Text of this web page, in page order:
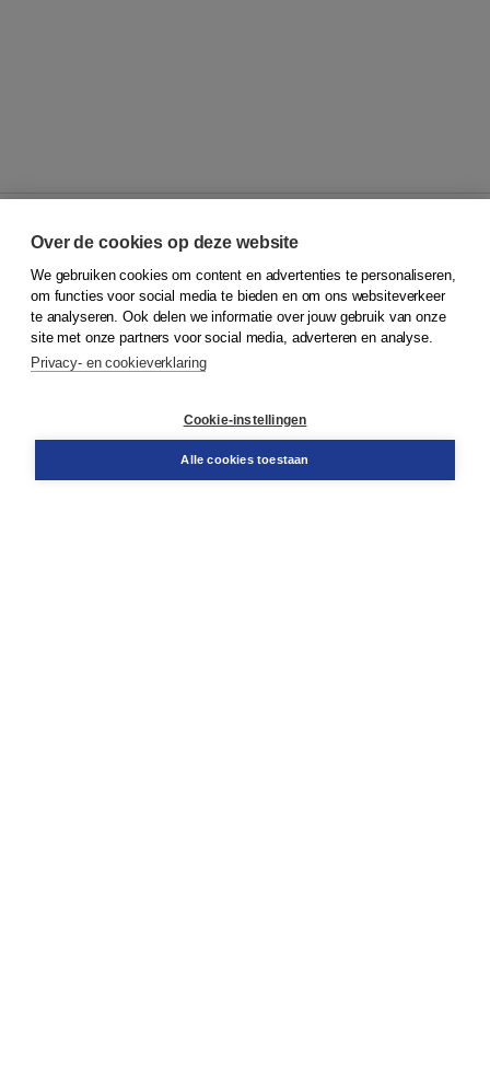
© 2026Koninklijke Boom uitgevers
Klantenservice
Service & informatie
Contact
Over de cookies op deze website
We gebruiken cookies om content en advertenties te personaliseren,
om functies voor social media te bieden en om ons websiteverkeer
te analyseren. Ook delen we informatie over jouw gebruik van onze
site met onze partners voor social media, adverteren en analyse.
Privacy- en cookieverklaring
Cookie-instellingen
Alle cookies toestaan